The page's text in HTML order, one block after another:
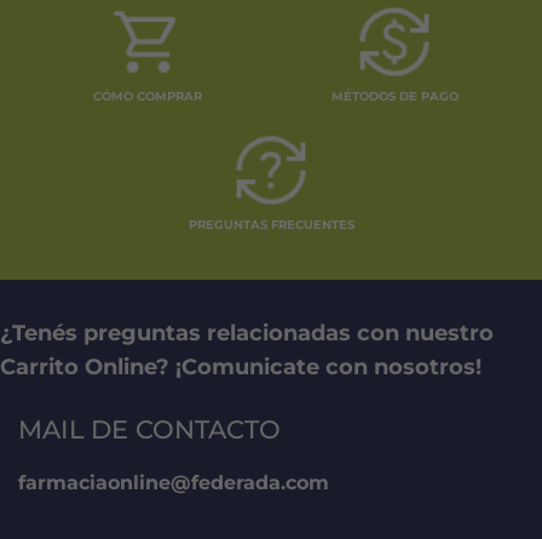
CÓMO COMPRAR MÉTODOS DE PAGO
PREGUNTAS FRECUENTES
¿Tenés preguntas relacionadas con nuestro
Carrito Online? ¡Comunicate con nosotros!
MAIL DE CONTACTO
farmaciaonline@federada.com